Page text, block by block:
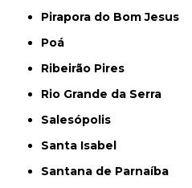
Pirapora do Bom Jesus
Poá
Ribeirão Pires
Rio Grande da Serra
Salesópolis
Santa Isabel
Santana de Parnaíba